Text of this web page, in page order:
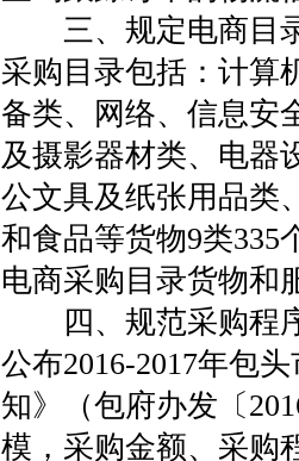
三、规定电商目
采购目录包括：计算
备类、网络、信息安
及摄影器材类、电器
公文具及纸张用品类
和食品等货物9类335
电商采购目录货物和
四、规范采购程
公布2016-2017年包
知》（包府办发〔
模，采购金额、采购